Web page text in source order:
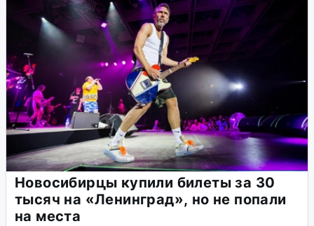
Новосибирцы купили билеты за 30
тысяч на «Ленинград», но не попали
на места